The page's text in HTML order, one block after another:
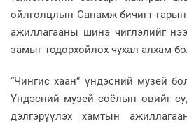
ойлголцлын Санамж бичигт гарын
ажиллагааны шинэ чиглэлийг
замыг тодорхойлох чухал алхам
“Чингис хаан” үндэсний музей
Үндэсний музей соёлын өвийг
дэлгэрүүлэх хамтын